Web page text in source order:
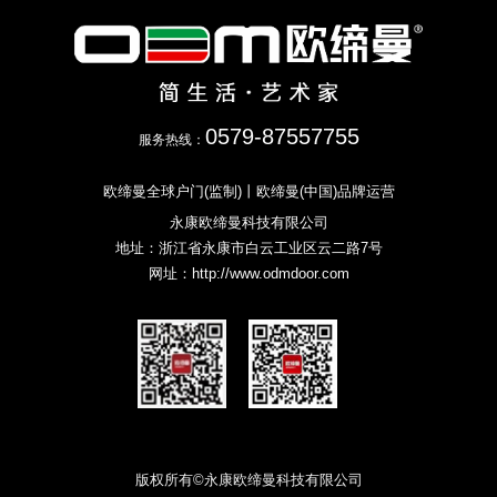
服务热线： 0579-87557755
欧缔曼全球户门(监制)丨欧缔曼(中国)品牌运营
永康欧缔曼科技有限公司
地址：浙江省永康市白云工业区云二路7号
网址： http://www.odmdoor.com
版权所有©永康欧缔曼科技有限公司